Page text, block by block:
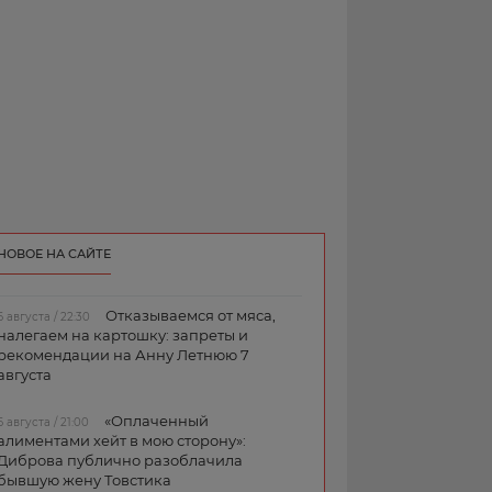
НА САЙТЕ
августа / 22:30
Отказываемся от мяса,
на картошку: запреты и
на Анну Летнюю 7
августа / 21:00
«Оплаченный
хейт в мою сторону»:
публично разоблачила
жену Товстика